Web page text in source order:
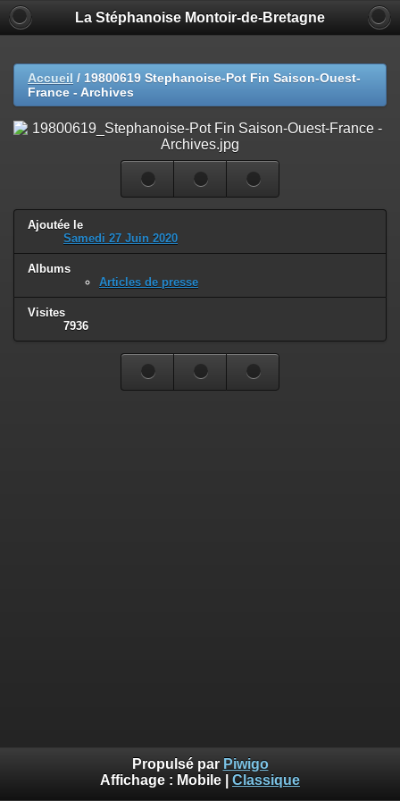
La Stéphanoise Montoir-de-Bretagne
Accueil / 19800619 Stephanoise-Pot Fin Saison-Ouest-
France - Archives
Ajoutée le
Samedi 27 Juin 2020
Albums
Articles de presse
Visites
7936
Propulsé par Piwigo
Affichage : Mobile Classique